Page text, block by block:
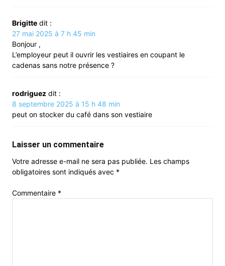
Brigitte dit :
27 mai 2025 à 7 h 45 min
Bonjour ,
L’employeur peut il ouvrir les vestiaires en coupant le
cadenas sans notre présence ?
rodriguez dit :
8 septembre 2025 à 15 h 48 min
peut on stocker du café dans son vestiaire
Laisser un commentaire
Votre adresse e-mail ne sera pas publiée. Les champs
obligatoires sont indiqués avec *
Commentaire *